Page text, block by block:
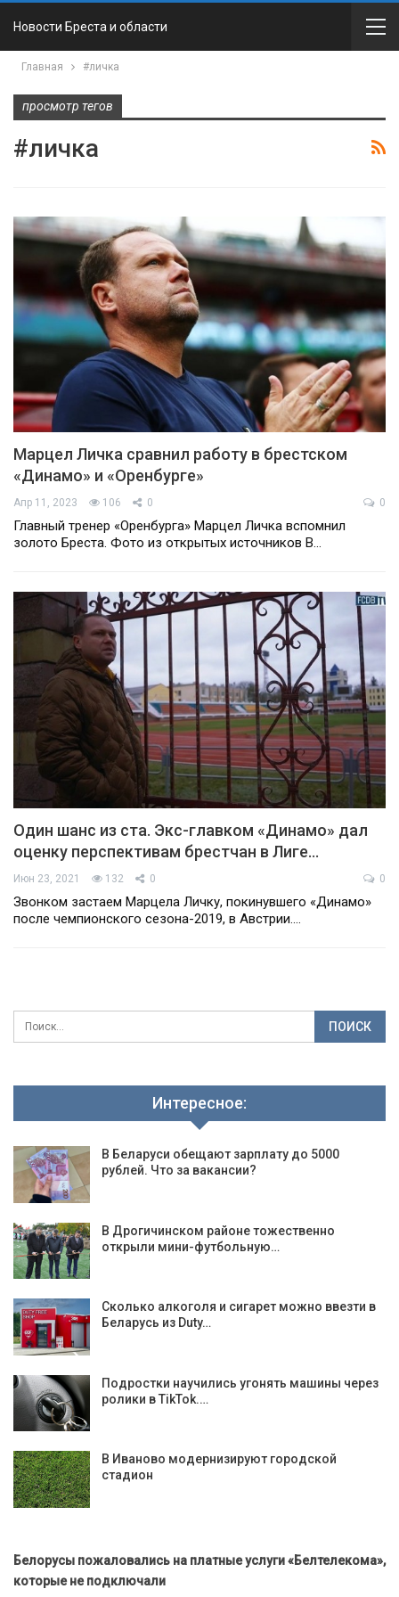
Новости Бреста и области
Главная #личка
просмотр тегов
#личка
Марцел Личка сравнил работу в брестском
«Динамо» и «Оренбурге»
Апр 11, 2023 106 0 0
Главный тренер «Оренбурга» Марцел Личка вспомнил
золото Бреста. Фото из открытых источников В…
Один шанс из ста. Экс-главком «Динамо» дал
оценку перспективам брестчан в Лиге…
Июн 23, 2021 132 0 0
Звонком застаем Марцела Личку, покинувшего «Динамо»
после чемпионского сезона-2019, в Австрии.…
Интересное:
В Беларуси обещают зарплату до 5000
рублей. Что за вакансии?
В Дрогичинском районе тожественно
открыли мини-футбольную…
Сколько алкоголя и сигарет можно ввезти в
Беларусь из Duty…
Подростки научились угонять машины через
ролики в TikTok.…
В Иваново модернизируют городской
стадион
Белорусы пожаловались на платные услуги «Белтелекома»,
которые не подключали